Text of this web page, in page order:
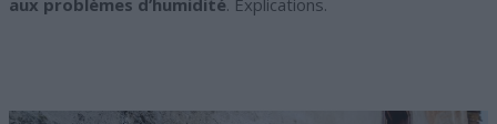
aux problèmes d’humidité. Explications.